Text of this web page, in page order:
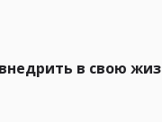
в свою